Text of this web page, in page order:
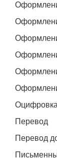
Перевод
Перевод